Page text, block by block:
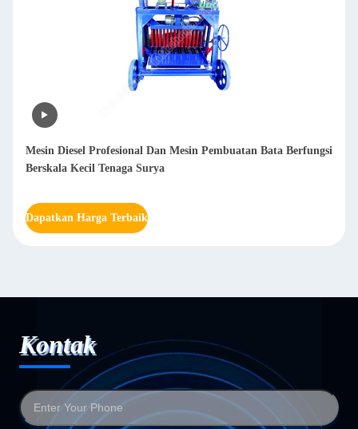
Mesin polesan logam lembaran otomatis Deburring Sanding
Polished Lembar stainless steel Metal polishing mesh 20-2000
Dapatkan Harga Terbaik
Kontak